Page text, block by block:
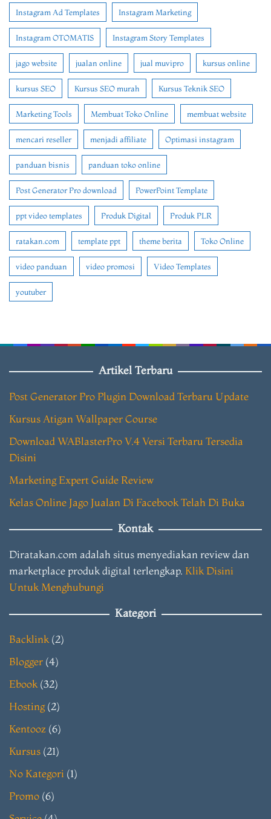
Instagram Ad Templates Instagram Marketing
Instagram OTOMATIS Instagram Story Templates
jago website jualan online jual muvipro kursus online
kursus SEO Kursus SEO murah Kursus Teknik SEO
Marketing Tools Membuat Toko Online membuat website
mencari reseller menjadi affiliate Optimasi instagram
panduan bisnis panduan toko online
Post Generator Pro download PowerPoint Template
ppt video templates Produk Digital Produk PLR
ratakan.com template ppt theme berita Toko Online
video panduan video promosi Video Templates
youtuber
Artikel Terbaru
Post Generator Pro Plugin Download Terbaru Update
Kursus Atigan Wallpaper Course
Download WABlasterPro V.4 Versi Terbaru Tersedia
Disini
Marketing Expert Guide Review
Kelas Online Jago Jualan Di Facebook Telah Di Buka
Kontak
Diratakan.com adalah situs menyediakan review dan
marketplace produk digital terlengkap. Klik Disini
Untuk Menghubungi
Kategori
Backlink (2)
Blogger (4)
Ebook (32)
Hosting(2)
Kentooz (6)
Kursus (21)
No Kategori (1)
Promo (6)